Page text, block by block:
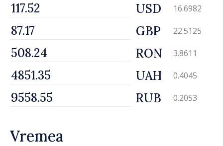
USD 16.6982
GBP 22.5125
RON 3.8611
UAH 0.4045
RUB 0.2053
Vremea